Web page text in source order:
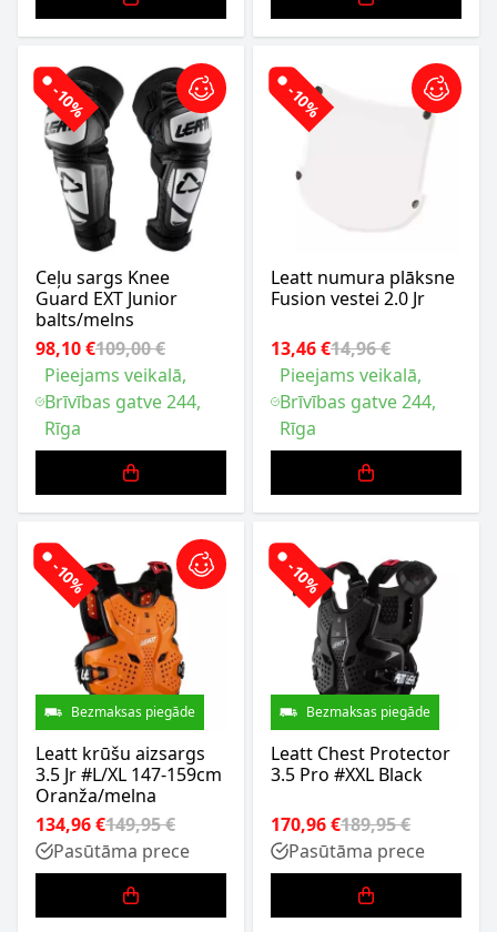
-10%
Ceļu sargs Knee
Guard EXT Junior
balts/melns
98,10 €109,00 €
Pieejams veikalā,
Brīvības gatve 244,
Rīga
-10%
Leatt numura plāksne
Fusion vestei 2.0 Jr
13,46 €14,96 €
Pieejams veikalā,
Brīvības gatve 244,
Rīga
-10%
Bezmaksas piegāde
Leatt krūšu aizsargs
3.5 Jr #L/XL 147-159cm
Oranža/melna
134,96 €149,95 €
Pasūtāma prece
-10%
Bezmaksas piegāde
Leatt Chest Protector
3.5 Pro #XXL Black
170,96 €189,95 €
Pasūtāma prece